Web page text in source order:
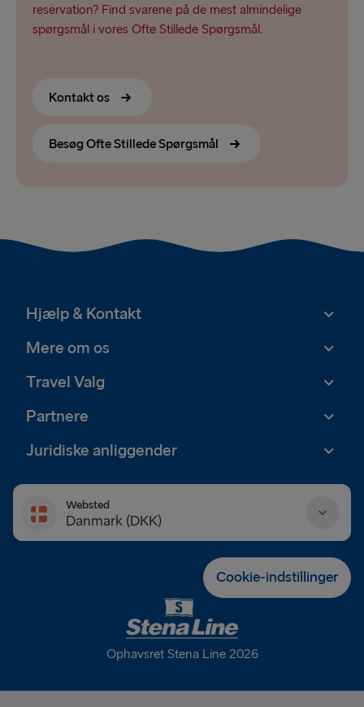
reservation? Find svarene på de mest almindelige
spørgsmål i vores Ofte Stillede Spørgsmål.
Kontakt os
Besøg Ofte Stillede Spørgsmål
Hjælp & Kontakt
Mere om os
Travel Valg
Partnere
Juridiske anliggender
Websted
Danmark (DKK)
Cookie-indstillinger
Ophavsret Stena Line 2026